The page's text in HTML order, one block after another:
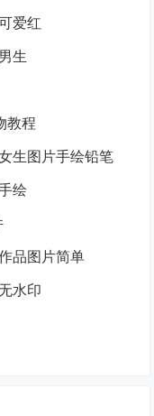
爱红
生
教程
生图片手绘铅笔
绘
品图片简单
水印